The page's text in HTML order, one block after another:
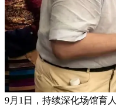
9月1日，持续深化场馆育